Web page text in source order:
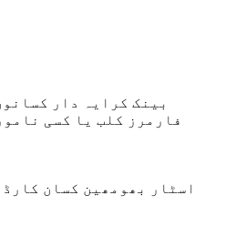
بینک کرایہ دار
اسٹار بھومھین کسان